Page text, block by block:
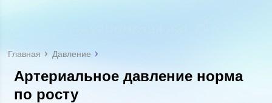
Главная Давление
Артериальное давление норма
по росту